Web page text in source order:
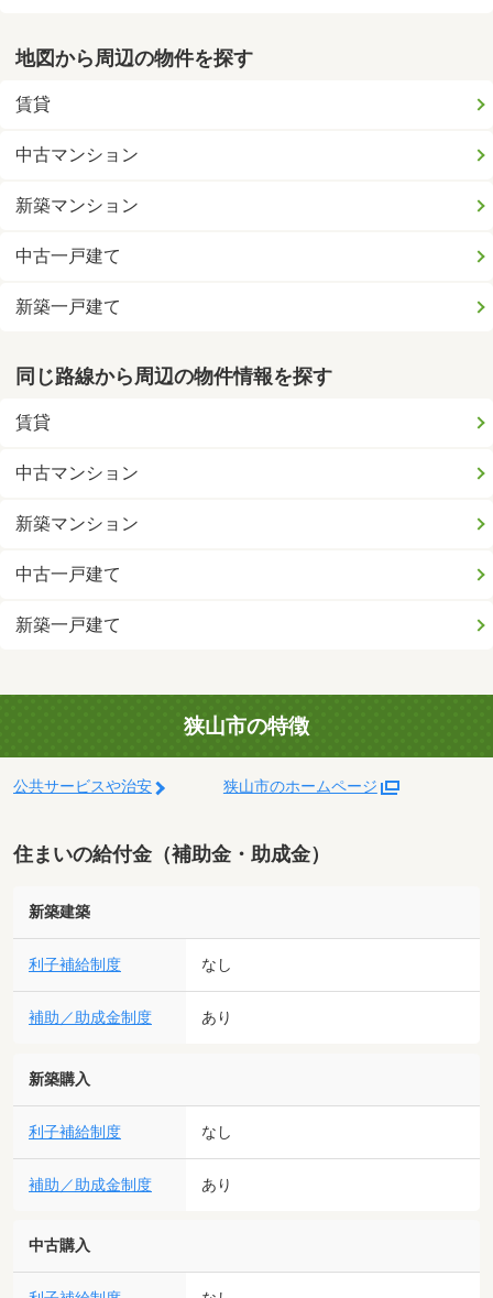
地図から周辺の物件を探す
賃貸
中古マンション
新築マンション
中古一戸建て
新築一戸建て
同じ路線から周辺の物件情報を探す
賃貸
中古マンション
新築マンション
中古一戸建て
新築一戸建て
狭山市の特徴
公共サービスや治安 狭山市のホームページ
住まいの給付金（補助金・助成金）
新築建築
利子補給制度 なし
補助／助成金制度 あり
新築購入
利子補給制度 なし
補助／助成金制度 あり
中古購入